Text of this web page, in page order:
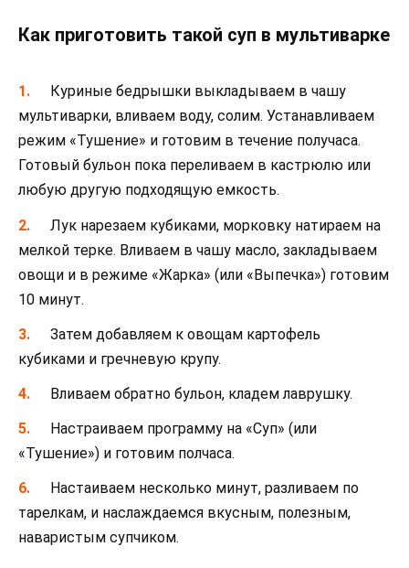
Как приготовить такой суп в мультиварке
Куриные бедрышки выкладываем в чашу
мультиварки, вливаем воду, солим. Устанавливаем
режим «Тушение» и готовим в течение получаса.
Готовый бульон пока переливаем в кастрюлю или
любую другую подходящую емкость.
Лук нарезаем кубиками, морковку натираем на
мелкой терке. Вливаем в чашу масло, закладываем
овощи и в режиме «Жарка» (или «Выпечка») готовим
10 минут.
Затем добавляем к овощам картофель
кубиками и гречневую крупу.
Вливаем обратно бульон, кладем лаврушку.
Настраиваем программу на «Суп» (или
«Тушение») и готовим полчаса.
Настаиваем несколько минут, разливаем по
тарелкам, и наслаждаемся вкусным, полезным,
наваристым супчиком.